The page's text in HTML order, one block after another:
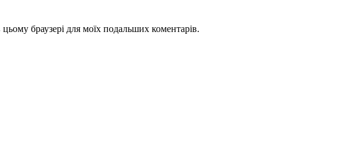
браузері для моїх подальших коментарів.